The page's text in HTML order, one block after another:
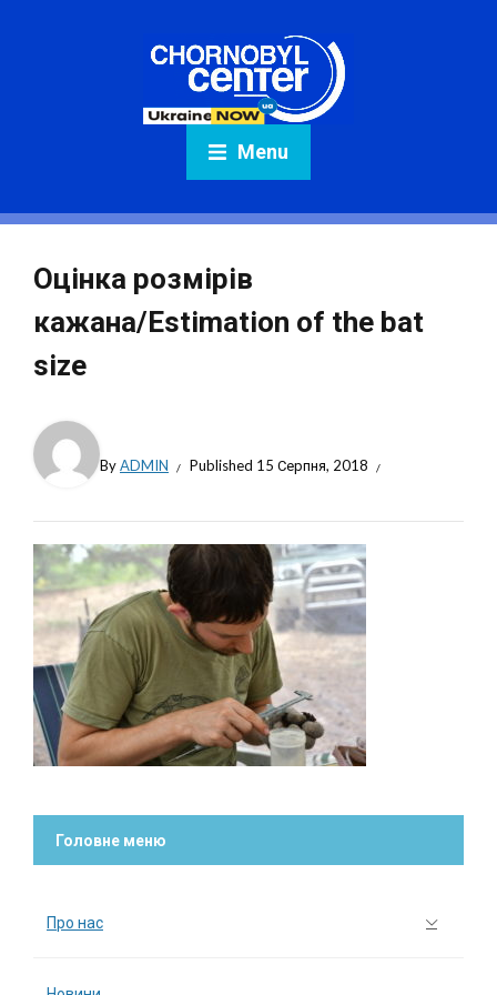
Menu
Оцінка розмірів
кажана/Estimation of the bat
size
ByADMIN Published 15 Серпня, 2018
Головне меню
Про нас